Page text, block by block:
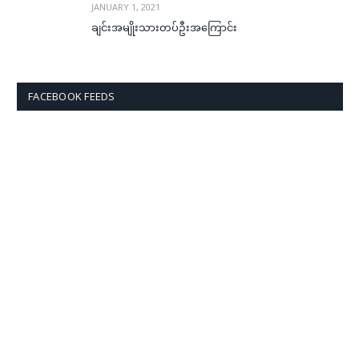
JANUARY 1, 2021
ချင်းအမျိုးသားတပ်ဦးအကြောင်း
FACEBOOK FEEDS